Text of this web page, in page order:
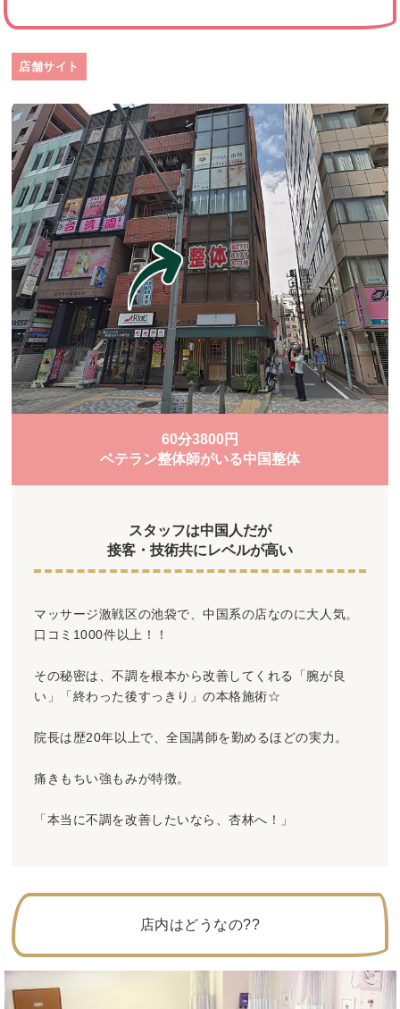
店舗サイト
60分3800円
ベテラン整体師がいる中国整体
スタッフは中国人だが
接客・技術共にレベルが高い
マッサージ激戦区の池袋で、中国系の店なのに大人気。
口コミ1000件以上！！
その秘密は、不調を根本から改善してくれる「腕が良
い」「終わった後すっきり」の本格施術☆
院長は歴20年以上で、全国講師を勤めるほどの実力。
痛きもちい強もみが特徴。
「本当に不調を改善したいなら、杏林へ！」
店内はどうなの??